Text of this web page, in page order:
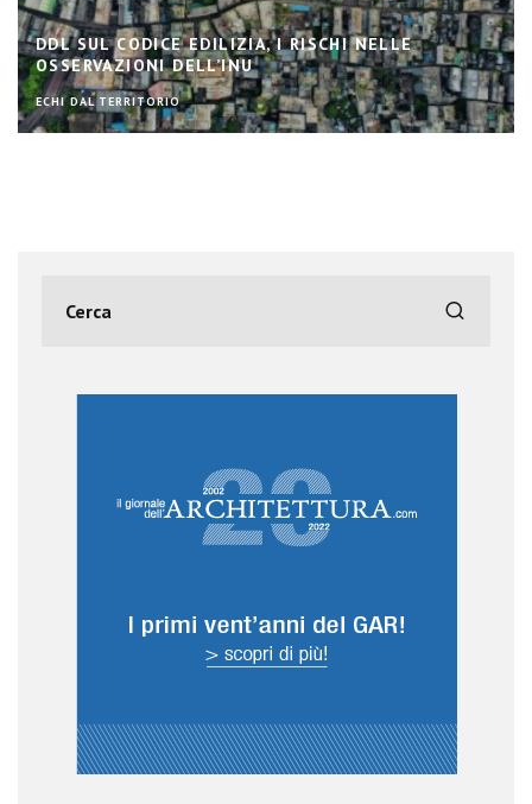
DDL SUL CODICE EDILIZIA, I RISCHI NELLE
OSSERVAZIONI DELL’INU
ECHI DAL TERRITORIO